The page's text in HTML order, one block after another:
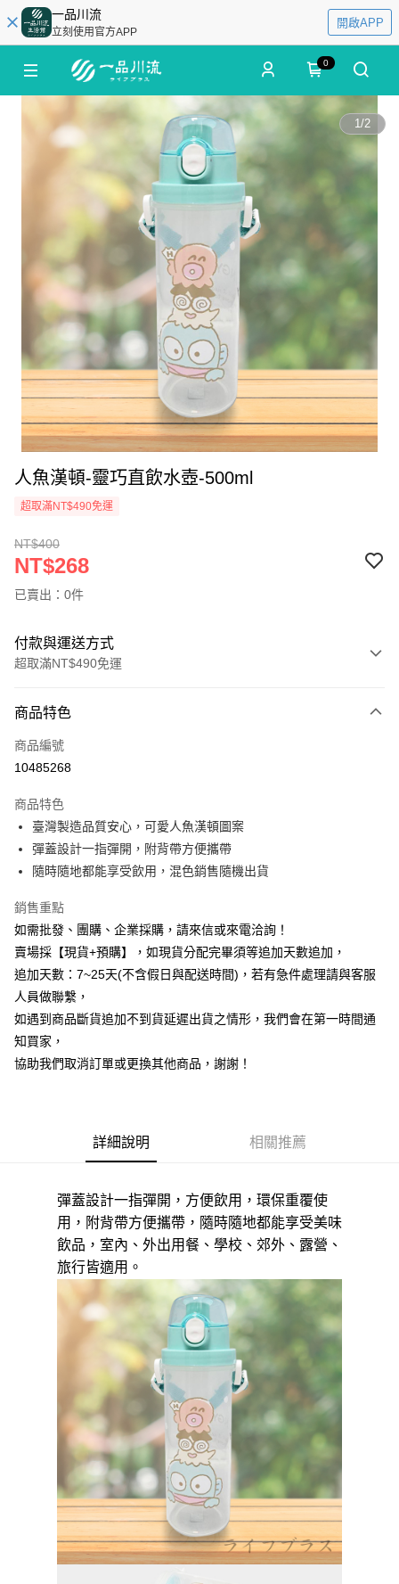
一品川流
立刻使用官方APP
開啟APP
0
1/2
人魚漢頓-靈巧直飲水壺-500ml
超取滿NT$490免運
NT$400
NT$268
已賣出：0件
付款與運送方式
超取滿NT$490免運
信用卡一次付款
信用卡分期付款
合作金庫商業銀行
華南商業銀行
彰化商業銀行
上海商業儲蓄銀行
台北富邦商業銀行
國泰世華商業銀行
兆豐國際商業銀行
匯豐（台灣）商業銀行
聯邦商業銀行
遠東國際商業銀行
元大商業銀行
永豐商業銀行
台新國際商業銀行
中國信託商業銀行
台灣樂天信用卡公司
6 期 0 利率 每期
華南商業銀行
彰化商業銀行
上海商業儲蓄銀行
台北富邦商業銀行
臺灣中小企業銀行
匯豐（台灣）商業銀行
華泰商業銀行
聯邦商業銀行
遠東國際商業銀行
元大商業銀行
永豐商業銀行
玉山商業銀行
台灣樂天信用卡公司
12 期 0 利率 每期 NT$22
合作金庫商業銀行
第一商業銀行
上海商業儲蓄銀行
國泰世華商業銀行
兆豐國際商業銀行
臺灣中小企業銀行
台中商業銀行
匯豐（台灣）商業銀行
華泰商業銀行
聯邦商業銀行
遠東國際商業銀行
元大商業銀行
玉山商業銀行
星展（台灣）商業銀行
台新國際商業銀行
超商取貨付款
LINE Pay
Apple Pay
街口支付
悠遊付
全盈+PAY
AFTEE先享後付
１．簡單：不需註冊會員、不需綁卡、不需儲值。
３．安心：先確認商品／服務後，再付款。
【「AFTEE先享後付」結帳流程】
１．於結帳方式選擇「AFTEE先享後付」後，將跳轉至「AFTEE先享後付」
結帳頁面，進行簡訊認證並確認金額後，即可完成結帳。
２．訂單成立數日內，您將收到繳費通知簡訊。
３．收到繳費通知簡訊後14天內，點擊此簡訊中的連結，可透過四大超商／
ATM／網路銀行／等多元方式進行付款，方視為交易完成。
※ 請注意：結帳手續完成當下不需立刻繳費，但若您需要取消訂單，請聯絡
購買商品的店家。未經商家同意取消之訂單仍視為有效，需透過AFTEE先享
※ 交易是否成功請以「AFTEE先享後付 」之結帳頁面顯示為準，若有關於
是否繳費成功／繳費後需取消欲退款等相關疑問，請聯繫「AFTEE先享後付
https://netprotections.freshdesk.com/support/home
【注意事項】
１．透過由恩沛科技股份有限公司提供之「AFTEE先享後付」服務完成之交
易，需依本服務之必要範圍內提供個人資料，並將交易相關給付款項請求債
權轉讓予恩沛科技股份有限公司。
２．關於個人資料處理事宜，請瀏覽以下網址：
https://aftee.tw/terms/#terms3
３．未成年的使用者請事先徵得法定代理人或監護人之同意方可使用
「AFTEE先享後付」，若未經同意申辦者引起之損失，本公司不負相關責
４．使用「AFTEE先享後付」時，將依據個別帳號之用戶狀況，依本公司即
運送方式
全家取貨付款三天後到
每筆NT$60，滿NT$490(含以上)免運費
全家離島取貨付款
每筆NT$100，滿NT$1,000(含以上)免運費
每筆NT$60，滿NT$490(含以上)免運費
7-11取貨付款三天
每筆NT$60，滿NT$490(含以上)免運費
7-11離島取貨付款
每筆NT$100，滿NT$1,000(含以上)免運費
付款後7-11取貨
每筆NT$60，滿NT$490(含以上)免運費
商品特色
商品編號
10485268
商品特色
臺灣製造品質安心，可愛人魚漢頓圖案
彈蓋設計一指彈開，附背帶方便攜帶
隨時隨地都能享受飲用，混色銷售隨機出貨
銷售重點
如需批發、團購、企業採購，請來信或來電洽詢！
賣場採【現貨+預購】，如現貨分配完畢須等追加天數追加，
追加天數：7~25天(不含假日與配送時間)，若有急件處理請與客服
人員做聯繫，
如遇到商品斷貨追加不到貨延遲出貨之情形，我們會在第一時間通
知買家，
協助我們取消訂單或更換其他商品，謝謝！
詳細說明 相關推薦
彈蓋設計一指彈開，方便飲用，環保重覆使
用，附背帶方便攜帶，隨時隨地都能享受美味
飲品，室內、外出用餐、學校、郊外、露營、
旅行皆適用。